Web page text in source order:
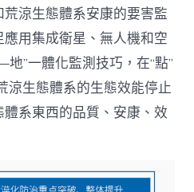
涼生態體系安康的要害監
用集成衛星、無人機和空
”一體化監測技巧，在“點”
涼生態體系的生態效能停止
系東西的品質、安康、效